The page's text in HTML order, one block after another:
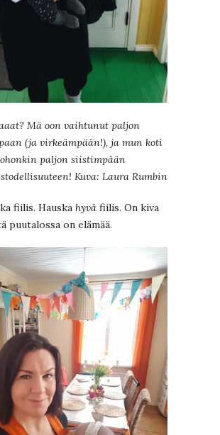
Mä oon vaihtunut paljon
(ja virkeämpään!), ja mun koti
paljon siistimpään
Kuva: Laura Rumbin
fiilis. Hauska hyvä fiilis. On kiva
puutalossa on elämää.